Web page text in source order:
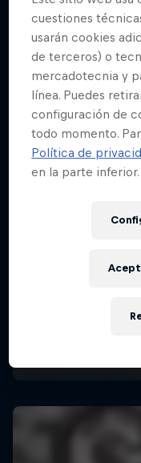
cuestiones
usarán cookies
de terceros) o
mercadotecnia y
línea. Puedes
configuración de
todo momento.
Política de
en la parte inferior.